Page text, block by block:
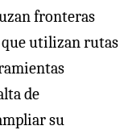
fronteras
utilizan rutas
de
su